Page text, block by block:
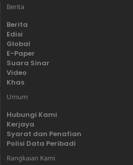
Berita
Berita
Edisi
Global
E-Paper
Suara Sinar
Video
Khas
Umum
Hubungi Kami
Kerjaya
Syarat dan Penafian
Polisi Data Peribadi
Rangkaian Kami